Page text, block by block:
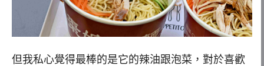
但我私心覺得最棒的是它的辣油跟泡菜，對於喜歡